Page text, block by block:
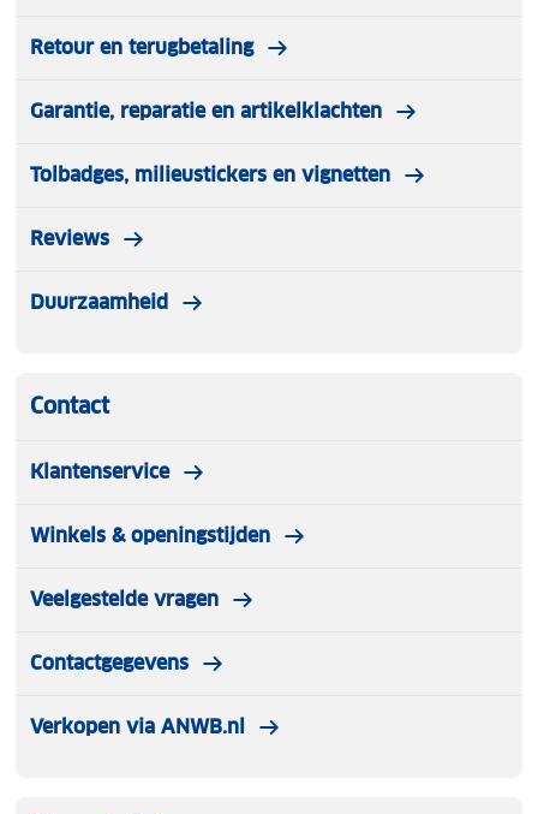
Retour en terugbetaling
Garantie, reparatie en artikelklachten
Tolbadges, milieustickers en vignetten
Reviews
Duurzaamheid
Contact
Klantenservice
Winkels & openingstijden
Veelgestelde vragen
Contactgegevens
Verkopen via ANWB.nl